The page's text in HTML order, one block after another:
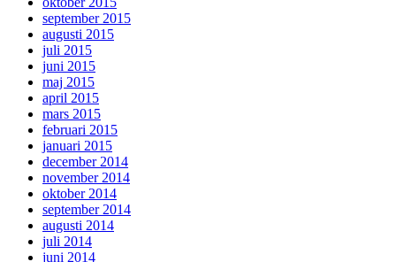
september 2015
augusti 2015
juli 2015
juni 2015
maj 2015
april 2015
mars 2015
februari 2015
januari 2015
december 2014
november 2014
oktober 2014
september 2014
augusti 2014
juli 2014
juni 2014